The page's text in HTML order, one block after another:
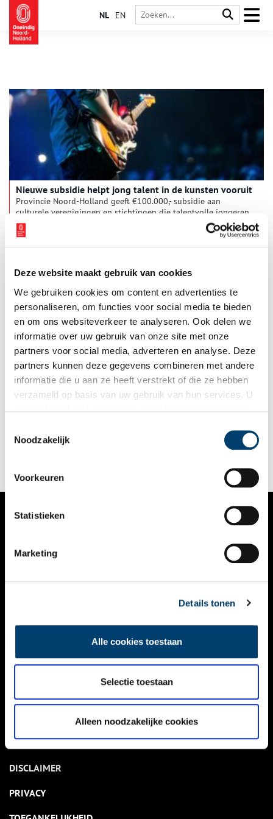
Deze website maakt gebruik van cookies
We gebruiken cookies om content en advertenties te
personaliseren, om functies voor social media te bieden
en om ons websiteverkeer te analyseren. Ook delen we
informatie over uw gebruik van onze site met onze
partners voor social media, adverteren en analyse. Deze
partners kunnen deze gegevens combineren met andere
informatie die u aan ze heeft verstrekt of die ze hebben
verzameld op basis van uw gebruik van hun services. U
Noodzakelijk
Voorkeuren
Statistieken
Marketing
Details tonen
Alle cookies toestaan
Selectie toestaan
Alleen noodzakelijke cookies
NL EN
Nieuwe subsidie helpt jong talent in de kunsten vooruit
Provincie Noord-Holland geeft €100.000,- subsidie aan
culturele verenigingen en stichtingen die talentvolle jongeren
helpen zich verder te ontwikkelen in kunst en cultuur. Met de
subsidieregeling stimuleert de provincie de groei van talent in
de kunsten, met als doel een volgende stap richting
Beeldende kunst en muziek komen samen in Flower Art
Museum
Het Flower Art Museum in Aalsmeer presenteert vanaf 6
ervaring van muziek.
2 min
NIEUWS
KALENDER
ACTIVITEITEN
NIEUWSBRIEF
DISCLAIMER
PRIVACY